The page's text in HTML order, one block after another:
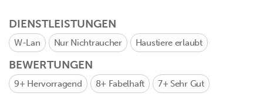
DIENSTLEISTUNGEN
W-Lan Nur Nichtraucher Haustiere erlaubt
BEWERTUNGEN
9+ Hervorragend 8+ Fabelhaft 7+ Sehr Gut